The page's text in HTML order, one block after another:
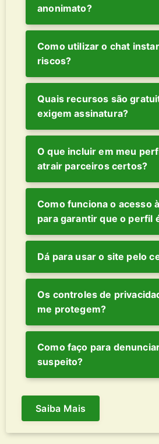
anonimato?
Como utilizar o chat
riscos?
Quais recursos são
exigem assinatura?
O que incluir em meu
atrair parceiros certos?
Como funciona o acesso
para garantir que o perfil
Dá para usar o site pelo
Os controles de
me protegem?
Como faço para
suspeito?
Saiba Mais